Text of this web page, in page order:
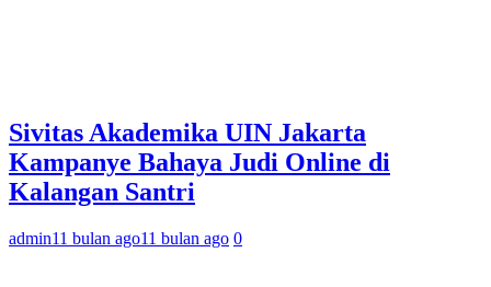
Sivitas Akademika UIN Jakarta
Kampanye Bahaya Judi Online di
Kalangan Santri
admin11 bulan ago11 bulan ago 0